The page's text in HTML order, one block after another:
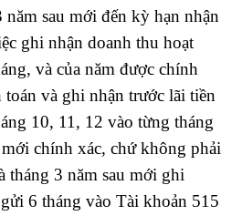
năm sau mới đến kỳ hạn nhận
ghi nhận doanh thu hoạt
và của năm được chính
và ghi nhận trước lãi tiền
10, 11, 12 vào từng tháng
chính xác, chứ không phải
tháng 3 năm sau mới ghi
6 tháng vào Tài khoản 515